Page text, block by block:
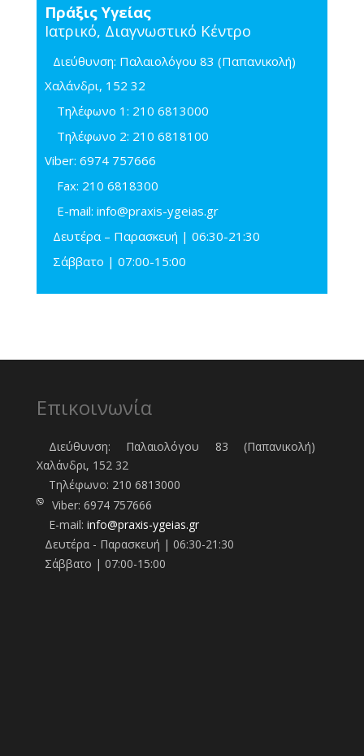
Πράξις Υγείας
Ιατρικό, Διαγνωστικό Κέντρο
Διεύθυνση: Παλαιολόγου 83 (Παπανικολή)
Χαλάνδρι, 152 32
Τηλέφωνo 1: 210 6813000
Τηλέφωνo 2: 210 6818100
Viber: 6974 757666
Fax: 210 6818300
E-mail: info@praxis-ygeias.gr
Δευτέρα – Παρασκευή | 06:30-21:30
Σάββατο | 07:00-15:00
Επικοινωνία
Διεύθυνση: Παλαιολόγου 83 (Παπανικολή)
Χαλάνδρι, 152 32
Τηλέφωνo: 210 6813000
Viber: 6974 757666
E-mail: info@praxis-ygeias.gr
Δευτέρα - Παρασκευή | 06:30-21:30
Σάββατο | 07:00-15:00